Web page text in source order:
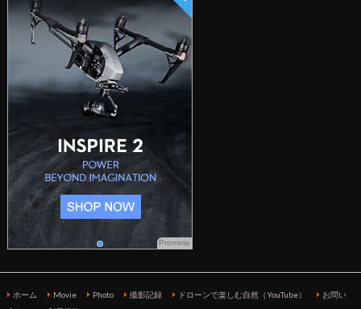
Promote
ホーム Movie Photo 撮影記録 ドローンで楽しむ自然（YouTube）
お問い